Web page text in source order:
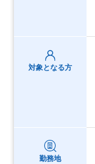
対象となる方
勤務地